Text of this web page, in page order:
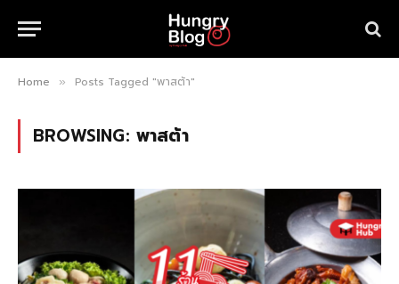
Home » Posts Tagged "พาสต้า"
BROWSING: พาสต้า